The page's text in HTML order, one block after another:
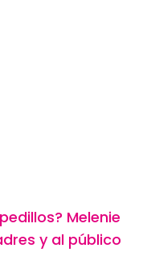
Melenie
y al público